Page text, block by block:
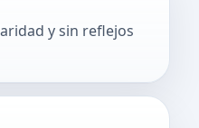
y sin reflejos